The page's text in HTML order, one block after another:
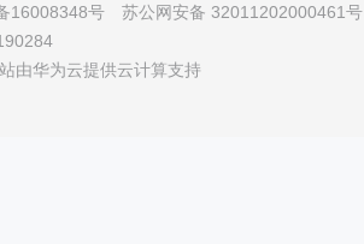
Notation GuitarTab Maestro
2013 Essential
16008348号 苏公网安备 32011202000461号
由华为云提供云计算支持